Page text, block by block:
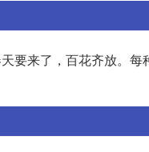
要来了，百花齐放。